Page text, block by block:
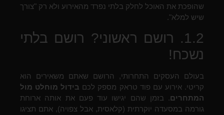
שהופכת את האוכל לחלק בלתי נפרד מהאירוע ולא רק "צורך
שיש למלא".
1.2. רושם ראשוני? רושם בלתי
נשכח!
בעולם העסקים התחרותי, הרושם שאתם משאירים הוא
קריטי. אירוע עם פוד טראק מספק לכם בידול מוחלט מול
המתחרים. בזמן שהם יגישו עוד פעם את אותה ארוחת
גורמה במסעדה יוקרתית (קלאסית, אבל צפויה), אתם תציגו